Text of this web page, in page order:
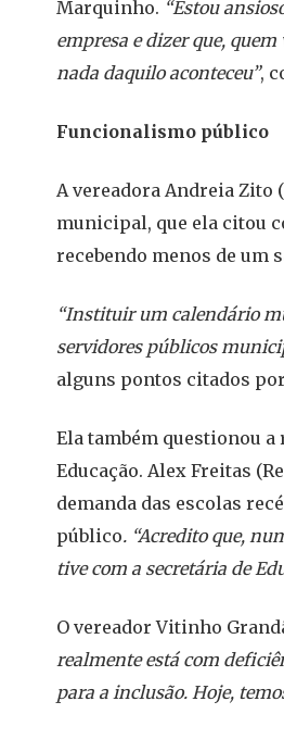
Marquinho. “Estou
empresa e dizer que,
nada daquilo aconteceu”,
Funcionalismo público
A vereadora Andreia Zito
municipal, que ela citou
recebendo menos de um
“Instituir um calendário
servidores públicos
alguns pontos citados
Ela também questionou
Educação. Alex Freitas
demanda das escolas
público. “Acredito que,
tive com a secretária de
O vereador Vitinho
realmente está com
para a inclusão. Hoje,